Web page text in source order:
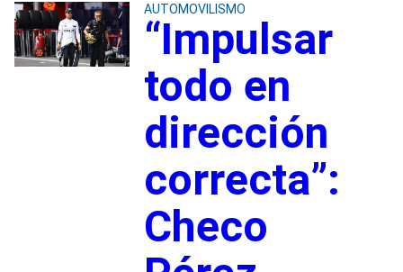
AUTOMOVILISMO
“Impulsar
todo en
dirección
correcta”:
Checo